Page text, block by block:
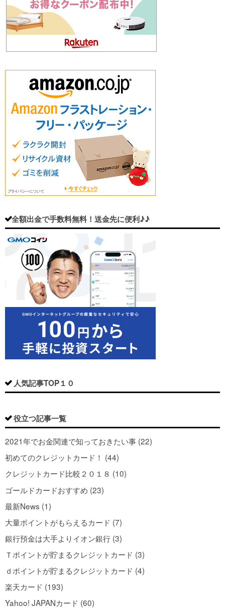
全額出金で手数料無料！送金先に便利♪♪
人気記事TOP１０
役立つ記事一覧
2021年でお金関連で知っておきたい事 (22)
初めてのクレジットカード！ (44)
クレジットカード比較２０１８ (10)
ゴールドカードおすすめ (23)
最新News (1)
大量ポイントがもらえるカード (7)
銀行預金は大手よりイオン銀行 (3)
Ｔポイントが貯まるクレジットカード (3)
ｄポイントが貯まるクレジットカード (4)
楽天カード (193)
Yahoo! JAPANカード (60)